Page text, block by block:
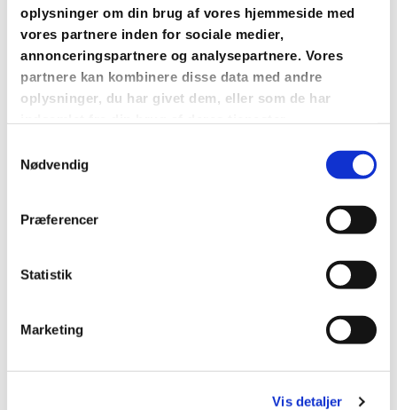
oplysninger om din brug af vores hjemmeside med
vores partnere inden for sociale medier,
annonceringspartnere og analysepartnere. Vores
partnere kan kombinere disse data med andre
oplysninger, du har givet dem, eller som de har
Nødvendig
Præferencer
Statistik
Marketing
Vis detaljer
Du vil måske også kunne